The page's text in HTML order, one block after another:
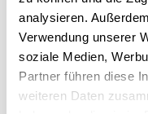
analysieren.
Verwendung unserer
soziale Medien,
Partner führen diese
weiteren Daten
Gebäude befinden, wie
die Bibliothek usw.
eine Universität mit
Studenten für euch
Hochschule mit weniger
Der genaue Ablauf